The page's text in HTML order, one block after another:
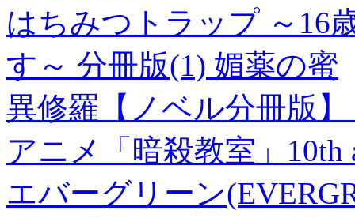
はちみつトラップ ～16
す～ 分冊版(1) 媚薬の蜜
異修羅【ノベル分冊版】
アニメ「暗殺教室」10th
エバーグリーン